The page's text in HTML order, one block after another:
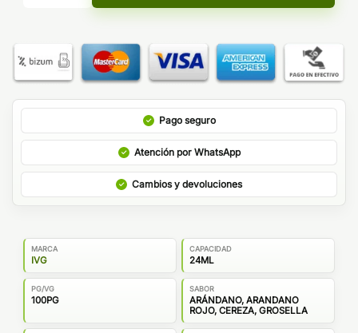
Pago seguro
Atención por WhatsApp
Cambios y devoluciones
MARCA
IVG
CAPACIDAD
24ML
PG/VG
100PG
SABOR
ARÁNDANO, ARANDANO
ROJO, CEREZA, GROSELLA